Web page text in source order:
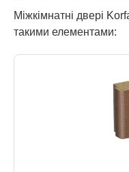
Міжкімнатні двері
такими елементами: